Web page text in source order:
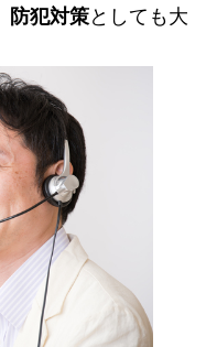
防犯対策としても大